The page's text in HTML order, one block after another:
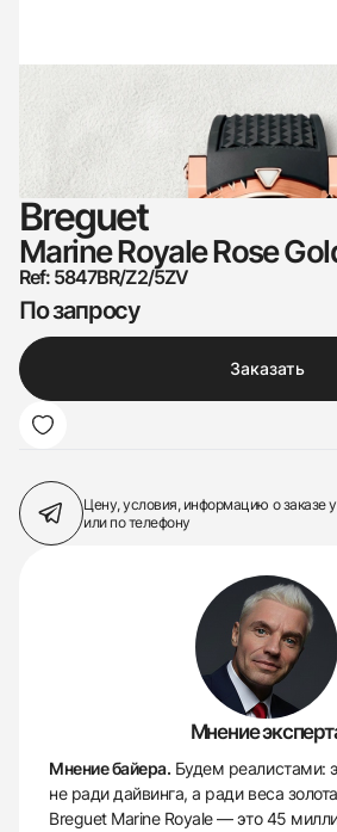
Breguet
Marine Royale Rose
Ref: 5847BR/Z2/5ZV
По запросу
Заказать
Цену, условия, информацию о заказе
или по телефону
Мнение
Мнение байера. Будем реалистами:
не ради дайвинга, а ради веса
Breguet Marine Royale — это 45